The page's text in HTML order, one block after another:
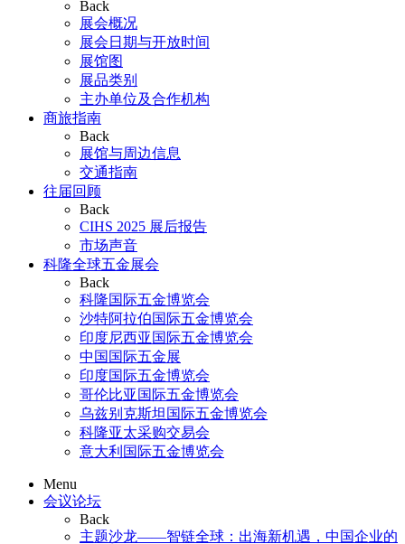
Back
展会概况
展会日期与开放时间
展馆图
展品类别
主办单位及合作机构
商旅指南
Back
展馆与周边信息
交通指南
往届回顾
Back
CIHS 2025 展后报告
市场声音
科隆全球五金展会
Back
科隆国际五金博览会
沙特阿拉伯国际五金博览会
印度尼西亚国际五金博览会
中国国际五金展
印度国际五金博览会
哥伦比亚国际五金博览会
乌兹别克斯坦国际五金博览会
科隆亚太采购交易会
意大利国际五金博览会
Menu
会议论坛
Back
主题沙龙——智链全球：出海新机遇，中国企业的